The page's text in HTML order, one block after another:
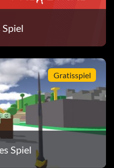
Gratisspiel
Spiel